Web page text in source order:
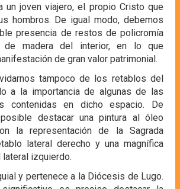
un joven viajero, el propio Cristo que
hombros. De igual modo, debemos
presencia de restos de policromía
de madera del interior, en lo que
de gran valor patrimonial.
tampoco de los retablos del
a la importancia de algunas de las
contenidas en dicho espacio. De
destacar una pintura al óleo
la representación de la Sagrada
lateral derecho y una magnífica
lateral izquierdo.
y pertenece a la Diócesis de Lugo.